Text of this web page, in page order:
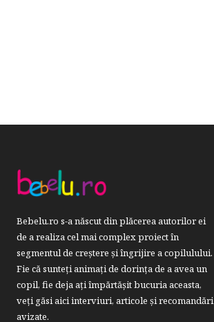
Bebelu.ro s-a născut din plăcerea autorilor ei
de a realiza cel mai complex proiect în
segmentul de creştere şi îngrijire a copilulului.
Fie că sunteţi animaţi de dorinţa de a avea un
copil, fie deja aţi împărtăşit bucuria aceasta,
veți găsi aici interviuri, articole şi recomandări
avizate.